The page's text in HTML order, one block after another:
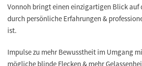
Vonnoh bringt einen einzigartigen Blick auf
durch persönliche Erfahrungen &
ist.
Impulse zu mehr Bewusstheit im Umgang
mögliche blinde Flecken & mehr